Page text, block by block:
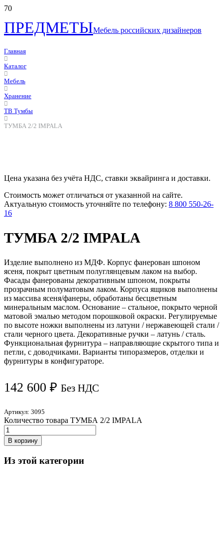
ПРЕДМЕТЫМебель российских дизайнеров
Главная
Каталог
Мебель
Хранение
ТВ Тумбы
ТУМБА 2/2 IMPALA
Цена указана без учёта НДС, ставки эквайринга и доставки.
Стоимость может отличаться от указанной на сайте.
Актуальную стоимость уточняйте по телефону: 8 800 550-26-
16
ТУМБА 2/2 IMPALA
Изделие выполнено из МДФ. Корпус фанерован шпоном
ясеня, покрыт цветным полуглянцевым лаком на выбор.
Фасады фанерованы декоративным шпоном, покрыты
прозрачным полуматовым лаком. Корпуса ящиков выполнены
из массива ясеня/фанеры, обработаны бесцветным
минеральным маслом. Основание – стальное, покрыто черной
матовой эмалью методом порошковой окраски. Регулируемые
по высоте ножки выполнены из латуни / нержавеющей стали /
стали черного цвета. Декоративные ручки – латунь / сталь.
Функциональная фурнитура – направляющие скрытого типа и
петли, с доводчиками. Варианты типоразмеров, отделки и
фурнитуры в конфигураторе.
142 600 ₽ Без НДС
Артикул: 3095
Количество товара ТУМБА 2/2 IMPALA
В корзину
Из этой категории